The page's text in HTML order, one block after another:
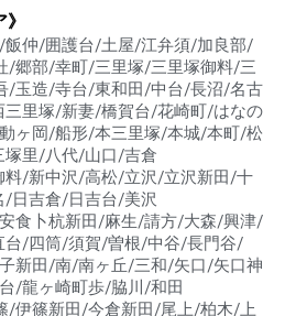
仲/囲護台/土屋/江弁須/加良部/
/郷部/幸町/三里塚/三里塚御料/三
/玉造/寺台/東和田/中台/長沼/名古
里塚/新妻/橋賀台/花崎町/はなの
ヶ岡/船形/本三里塚/本城/本町/松
里/八代/山口/吉倉
/新中沢/高松/立沢/立沢新田/十
日吉倉/日吉台/美沢
食卜杭新田/麻生/請方/大森/興津/
/四筒/須賀/曽根/中谷/長門谷/
新田/南/南ヶ丘/三和/矢口/矢口神
/龍ヶ崎町歩/脇川/和田
/伊篠新田/今倉新田/尾上/柏木/上